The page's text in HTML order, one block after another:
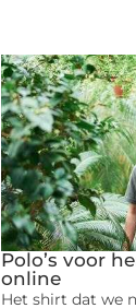
Polo’s voor
online
Het shirt dat we